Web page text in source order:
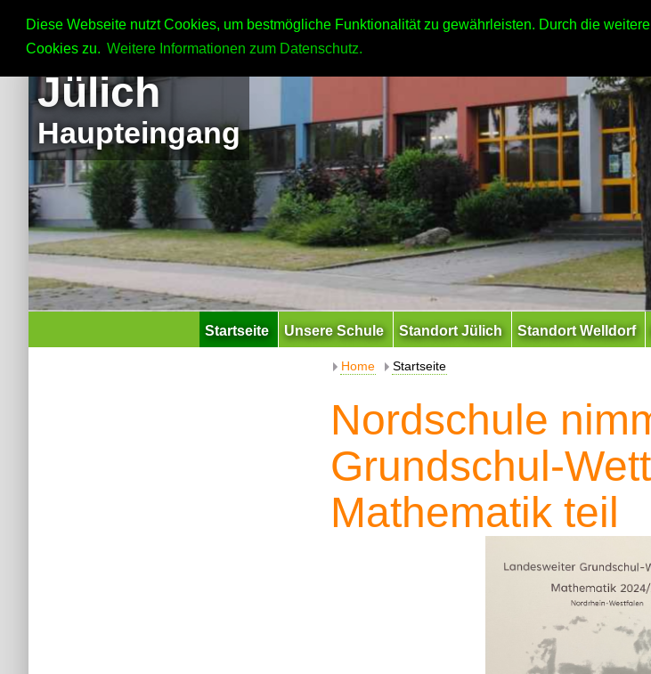
Diese Webseite nutzt Cookies, um bestmögliche Funktionalität zu gewährleisten. Durch die
Cookies zu. Weitere Informationen zum Datenschutz.
Jülich
Haupteingang
Startseite Unsere Schule Standort Jülich Standort Welldorf
Home Startseite
Nordschule
Grundschul-
Mathematik teil